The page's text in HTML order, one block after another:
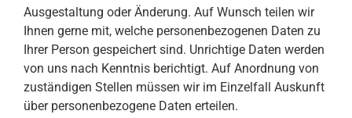
Ausgestaltung oder Änderung. Auf Wunsch teilen wir
Ihnen gerne mit, welche personenbezogenen Daten zu
Ihrer Person gespeichert sind. Unrichtige Daten werden
von uns nach Kenntnis berichtigt. Auf Anordnung von
zuständigen Stellen müssen wir im Einzelfall Auskunft
über personenbezogene Daten erteilen.